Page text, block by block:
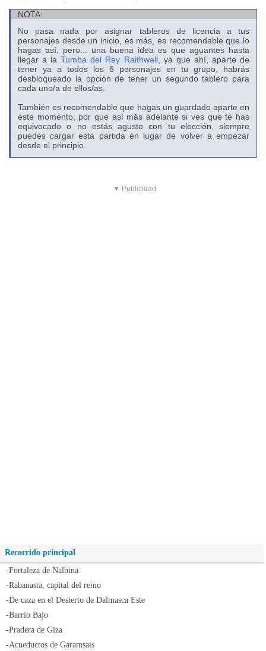
NOTA:
No pasa nada por asignar tableros de licencia a tus
personajes desde un inicio, es más, es recomendable que lo
hagas así, pero... una buena idea es que aguantes hasta
llegar a laTumba del Rey Raithwall, ya que ahí, aparte de
tener ya a todos los 6 personajes en tu grupo, habrás
desbloqueado la opción de tener un segundo tablero para
cada uno/a de ellos/as.
También es recomendable que hagas un guardado aparte en
este momento, por que así más adelante si ves que te has
equivocado o no estás agusto con tu elección, siempre
puedes cargar esta partida en lugar de volver a empezar
desde el principio.
▼ Publicidad
Recorrido principal
-Fortaleza de Nalbina
-Rabanasta, capital del reino
-De caza en el Desierto de Dalmasca Este
-Barrio Bajo
-Pradera de Giza
-Acueductos de Garamsais